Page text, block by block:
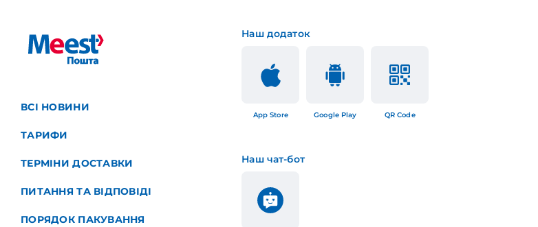
ВСІ НОВИНИ
ТАРИФИ
ТЕРМІНИ ДОСТАВКИ
ПИТАННЯ ТА ВІДПОВІДІ
ПОРЯДОК ПАКУВАННЯ
Наш додаток
App Store Google Play QR Code
Наш чат-бот